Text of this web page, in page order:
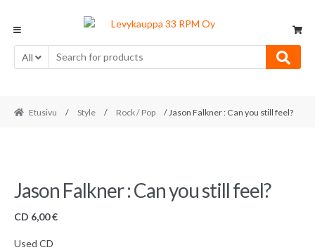
navigation
content
All
Etusivu / Style / Rock / Pop / Jason Falkner : Can you still feel?
Jason Falkner : Can you still feel?
CD 6,00€
Used CD